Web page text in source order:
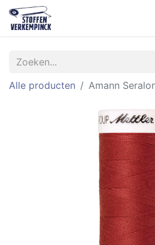
Alle producten Amann